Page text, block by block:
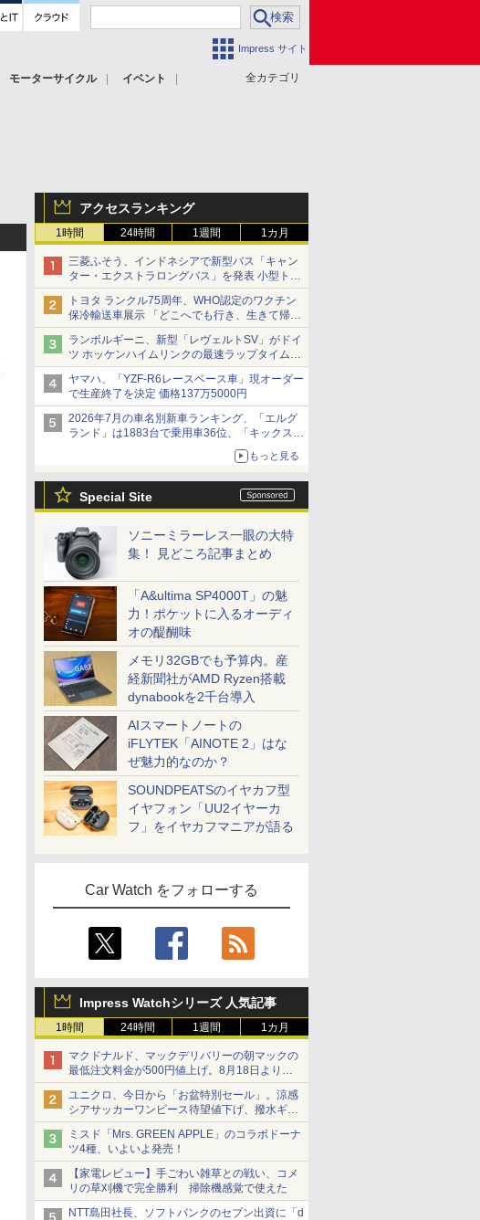
Impress サイト
全カテゴリ
モーターサイクル
イベント
アクセスランキング
1時間 24時間 1週間 1カ月
三菱ふそう、インドネシアで新型バス「キャン
ター・エクストラロングバス」を発表 小型トラ
ックベースの観光・旅客輸送向けバス
トヨタ ランクル75周年、WHO認定のワクチン
保冷輸送車展示 「どこへでも行き、生きて帰っ
てこられる」ランドクルーザーで命をつなぐ
ランボルギーニ、新型「レヴェルトSV」がドイ
ツ ホッケンハイムリンクの最速ラップタイムを
記録
ヤマハ、「YZF-R6レースベース車」現オーダー
で生産終了を決定 価格137万5000円
2026年7月の車名別新車ランキング、「エルグ
ランド」は1883台で乗用車36位、「キックス」
もっと見る
Special Site
ソニーミラーレス一眼の大特
集！ 見どころ記事まとめ
「A&ultima SP4000T」の魅
力！ポケットに入るオーディ
オの醍醐味
メモリ32GBでも予算内。産
経新聞社がAMD Ryzen搭載
dynabookを2千台導入
AIスマートノートの
iFLYTEK「AINOTE 2」はな
ぜ魅力的なのか？
SOUNDPEATSのイヤカフ型
イヤフォン「UU2イヤーカ
フ」をイヤカフマニアが語る
Car Watch をフォローする
Impress Watchシリーズ 人気記事
1時間 24時間 1週間 1カ月
マクドナルド、マックデリバリーの朝マックの
最低注文料金が500円値上げ。8月18日より
1,500円から受付
ユニクロ、今日から「お盆特別セール」。涼感
シアサッカーワンピース待望値下げ、撥水ギア
ショーツは1990円に
ミスド「Mrs. GREEN APPLE」のコラボドーナ
ツ4種、いよいよ発売！
【家電レビュー】手ごわい雑草との戦い、コメ
リの草刈機で完全勝利 掃除機感覚で使えた
NTT島田社長、ソフトバンクのセブン出資に「d